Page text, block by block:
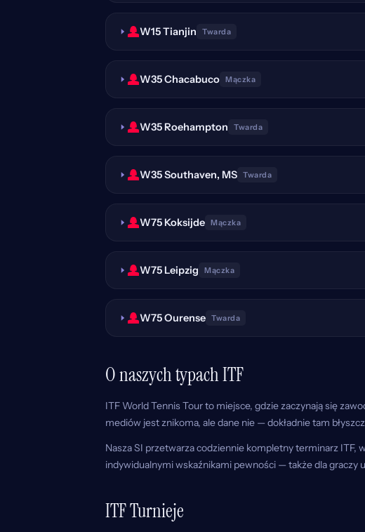
W15 Tianjin Twarda
W35 Chacabuco Mączka
W35 Roehampton Twarda
W35 Southaven, MS Twarda
W75 Koksijde Mączka
W75 Leipzig Mączka
W75 Ourense Twarda
O naszych typach ITF
ITF World Tennis Tour to miejsce, gdzie zaczynają się
mediów jest znikoma, ale dane nie — dokładnie tam
Nasza SI przetwarza codziennie kompletny terminarz
indywidualnymi wskaźnikami pewności — także dla graczy
ITF Turnieje